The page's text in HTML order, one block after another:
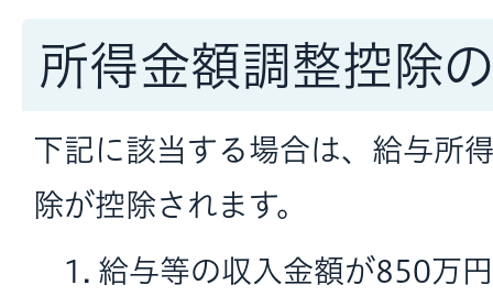
所得金額調整控除
下記に該当する場合は、給与所
除が控除されます。
給与等の収入金額が850万